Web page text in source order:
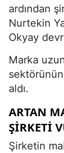
ardından
Nurtekin
Okyay
Marka
aldı.
ARTAN
ŞIRKETI
Şirketin